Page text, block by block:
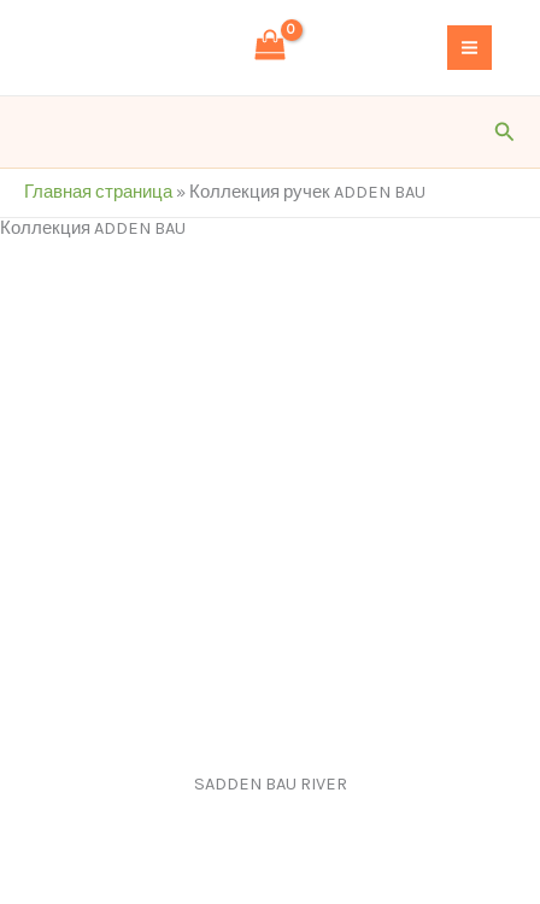
Главная страница» Коллекция ручек ADDEN BAU
Коллекция ADDEN BAU
SADDEN BAU RIVER